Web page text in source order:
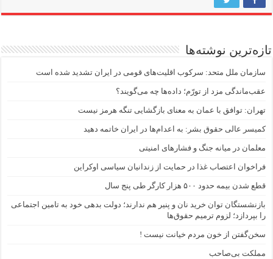
تازه‌ترین نوشته‌ها
سازمان ملل متحد: سرکوب اقلیت‌های قومی در ایران تشدید شده است
عقب‌ماندگی مزد از تورّم؛ داده‌ها چه می‌گویند؟
تهران: توافق با عمان به معنای بازگشایی تنگه هرمز نیست
کمیسر عالی حقوق بشر: به اعدام‌ها در ایران خاتمه دهید
معلمان در میانه جنگ و فشارهای امنیتی
فراخوان اعتصاب غذا در حمایت از زندانیان سیاسی اوکراین
قطع شدن بیمه حدود ۵۰۰ هزار کارگر طی پنج سال
بازنشستگان توان خرید نان و پنیر هم ندارند؛ دولت بدهی خود به تامین اجتماعی
را بپردازد؛ لزوم ترمیم حقوق‌ها
سخن‌گفتن از خون مردم خیانت نیست !
مملکت بی‌صاحب